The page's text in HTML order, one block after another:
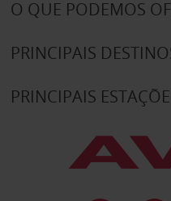
O QUE PODEMOS
PRINCIPAIS
PRINCIPAIS